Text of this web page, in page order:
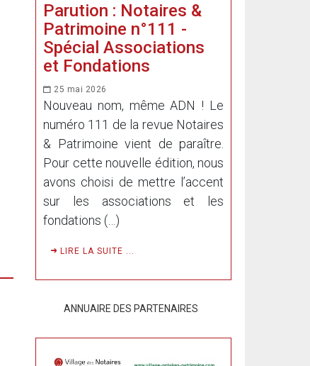
Parution : Notaires &
Patrimoine n°111 -
Spécial Associations
et Fondations
25 mai 2026
Nouveau nom, même ADN ! Le
numéro 111 de la revue Notaires
& Patrimoine vient de paraître.
Pour cette nouvelle édition, nous
avons choisi de mettre l’accent
sur les associations et les
fondations (…)
LIRE LA SUITE ...
ANNUAIRE DES PARTENAIRES